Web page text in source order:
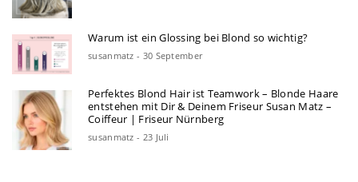
Warum ist ein Glossing bei Blond so wichtig?
susanmatz - 30 September
Perfektes Blond Hair ist Teamwork – Blonde Haare
entstehen mit Dir & Deinem Friseur Susan Matz –
Coiffeur | Friseur Nürnberg
susanmatz - 23 Juli